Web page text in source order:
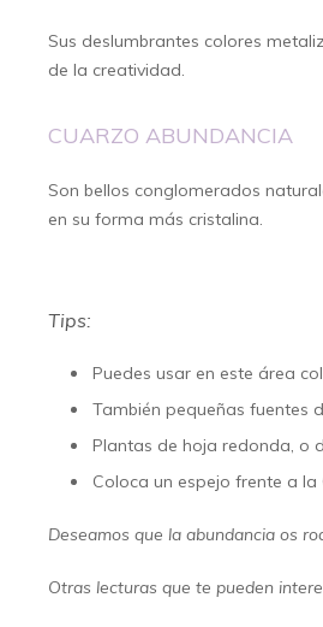
Sus deslumbrantes colores
de la creatividad.
CUARZO ABUNDANCIA
Son bellos conglomerados
en su forma más cristalina.
Tips:
Puedes usar en este área
También pequeñas fuentes
Plantas de hoja redonda, o
Coloca un espejo frente a
Deseamos que la abundancia os
Otras lecturas que te pueden